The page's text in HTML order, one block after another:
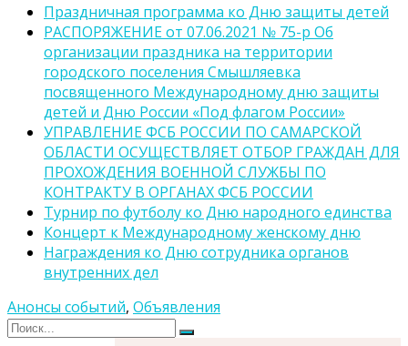
Праздничная программа ко Дню защиты детей
РАСПОРЯЖЕНИЕ от 07.06.2021 № 75-р Об
организации праздника на территории
городского поселения Смышляевка
посвященного Международному дню защиты
детей и Дню России «Под флагом России»
УПРАВЛЕНИЕ ФСБ РОССИИ ПО САМАРСКОЙ
ОБЛАСТИ ОСУЩЕСТВЛЯЕТ ОТБОР ГРАЖДАН ДЛЯ
ПРОХОЖДЕНИЯ ВОЕННОЙ СЛУЖБЫ ПО
КОНТРАКТУ В ОРГАНАХ ФСБ РОССИИ
Турнир по футболу ко Дню народного единства
Концерт к Международному женскому дню
Награждения ко Дню сотрудника органов
внутренних дел
Анонсы событий, Объявления
Поиск
Поиск